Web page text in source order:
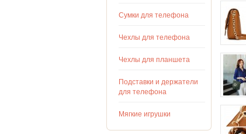
Сумки для телефона
Чехлы для телефона
Чехлы для планшета
Подставки и держатели
для телефона
Мягкие игрушки